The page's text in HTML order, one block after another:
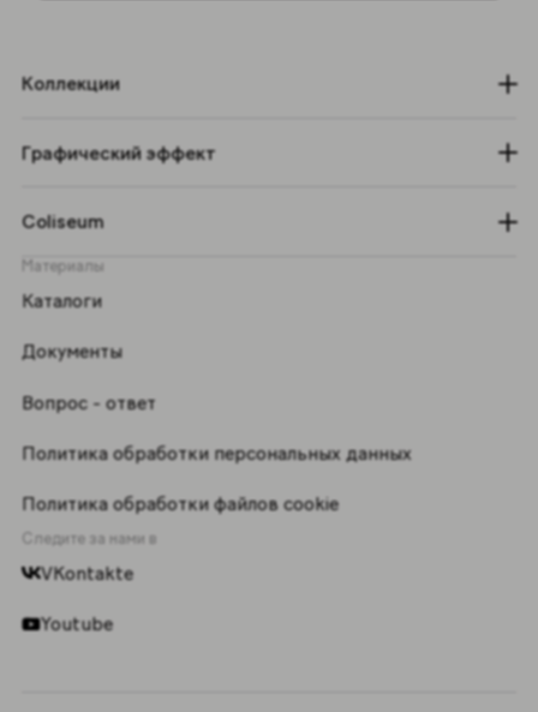
Коллекции
Графический эффект
Coliseum
Материалы
Каталоги
Документы
Вопрос - ответ
Политика обработки персональных данных
Политика обработки файлов cookie
Следите за нами в
VKontakte
Youtube